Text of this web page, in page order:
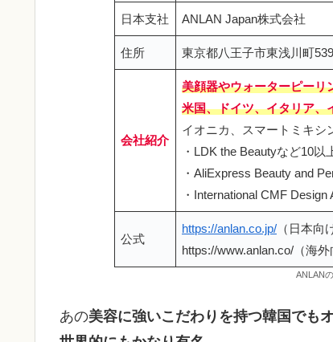
日本支社 ANLAN Japan株式会社
住所 東京都八王子市東浅川町
会社紹介
美顔器やウォーターピーリ
米国、ドイツ、イタリア、
イオニカ、スマートミキシ
・LDK the Beautyなど10
・AliExpress Beauty and
・International CMF Design
公式
https://anlan.co.jp/ （日本向
https://www.anlan.co/（海外
ANLAN
あの美容に強いこだわりを持つ韓国でも